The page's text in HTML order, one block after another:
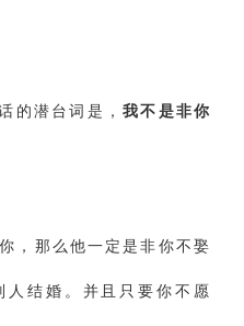
的潜台词是， 我不是非你
，那么他一定是非你不娶
人结婚。并且只要你不愿